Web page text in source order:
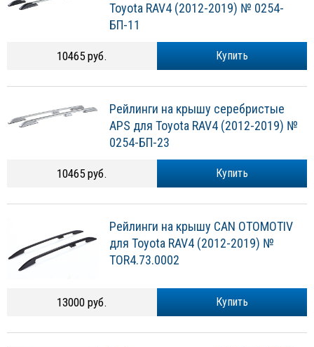
Toyota RAV4 (2012-2019) № 0254-
БП-11
Купить
10465 руб.
Рейлинги на крышу серебристые
APS для Toyota RAV4 (2012-2019) №
0254-БП-23
Купить
10465 руб.
Рейлинги на крышу CAN OTOMOTIV
для Toyota RAV4 (2012-2019) №
TOR4.73.0002
Купить
13000 руб.